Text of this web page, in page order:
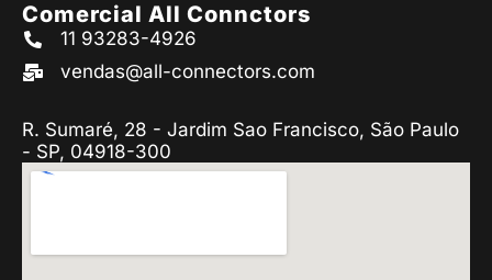
Comercial All Connctors
11 93283-4926
vendas@all-connectors.com
R. Sumaré, 28 - Jardim Sao Francisco, São Paulo
- SP, 04918-300